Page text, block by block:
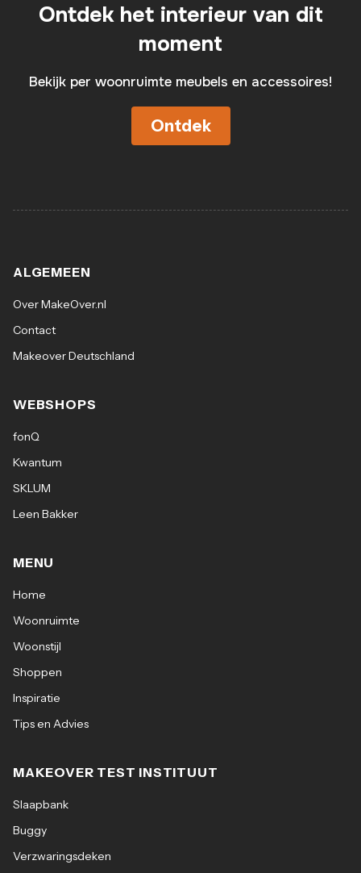
Ontdek het interieur van dit
moment
Bekijk per woonruimte meubels en accessoires!
Ontdek
ALGEMEEN
Over MakeOver.nl
Contact
Makeover Deutschland
WEBSHOPS
fonQ
Kwantum
SKLUM
Leen Bakker
MENU
Home
Woonruimte
Woonstijl
Shoppen
Inspiratie
Tips en Advies
MAKEOVER TEST INSTITUUT
Slaapbank
Buggy
Verzwaringsdeken